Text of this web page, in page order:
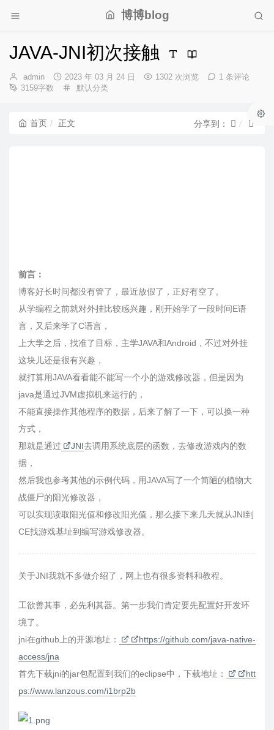
博博blog
JAVA-JNI初次接触
博
主：
admin
发
布
2023 年 03 月 24 日 1302 次浏览
1 条评论
3159字数
分
默认分类
首页 正文 分享到：
前言：
博客好长时间都没有管了，最近放假了，正好有空了。
从学编程之前就对外挂比较感兴趣，刚开始学了一段时间E语
言，又后来学了C语言，
上大学之后，找准了目标，主学JAVA和Android，不过对外挂
这块儿还是很有兴趣，
就打算用JAVA看看能不能写一个小的游戏修改器，但是因为
java是通过JVM虚拟机来运行的，
不能直接操作其他程序的数据，后来了解了一下，可以换一种
方式，
那就是通过
JNI去调用系统底层的函数，去修改游戏内的数
据，
然后我也参考其他的示例代码，用JAVA写了一个简陋的植物大
战僵尸的阳光修改器，
可以实现读取阳光值和修改阳光值，那么接下来几天就从JNI到
CE找游戏基址到编写游戏修改器。
关于JNI我就不多做介绍了，网上也有很多资料和教程。
工欲善其事，必先利其器。第一步我们肯定要先配置好开发环
境了。
jni在github上的开源地址：
https://github.com/java-native-
access/jna
首先下载jni的jar包配置到我们的eclipse中，下载地址：
htt
ps://www.lanzous.com/i1brp2b